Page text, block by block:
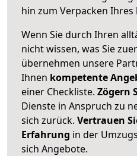
hin zum Verpacken
Wenn Sie durch Ihren
nicht wissen, was Sie
übernehmen unsere
Ihnen kompetente
einer Checkliste. Zögern
Dienste in Anspruch zu
sich zurück. Vertrauen
Erfahrung in der
sich Angebote.